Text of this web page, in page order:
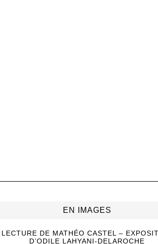
EN IMAGES
LECTURE DE MATHÉO CASTEL –
D’ODILE LAHYANI-DELAROCHE